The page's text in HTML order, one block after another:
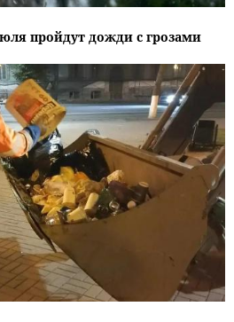
пройдут дожди с грозами